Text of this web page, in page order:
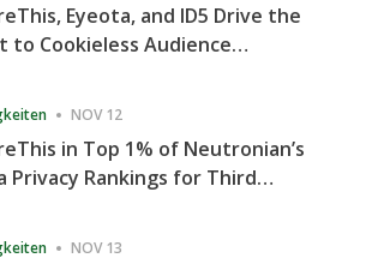
Eyeota, and ID5 Drive the
to Cookieless Audience
NOV 12
in Top 1% of Neutronian’s
Privacy Rankings for Third
NOV 13